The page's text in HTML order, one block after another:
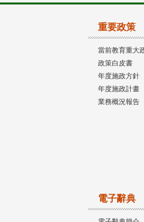
重要政策
當前教育重大
政策白皮書
年度施政方針
年度施政計畫
業務概況報告
電子辭典